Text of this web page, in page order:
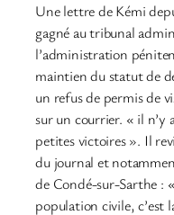
Une lettre de Kémi
gagné au tribunal
l’administration
maintien du statut de
un refus de permis de
sur un courrier. « il n’y
petites victoires ». Il
du journal et
de Condé-sur-Sarthe :
population civile, c’est